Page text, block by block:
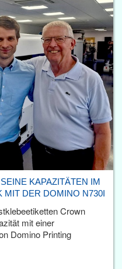
KAPAZITÄTEN IM
MIT DER DOMINO N730I
Crown
mit einer
Domino Printing